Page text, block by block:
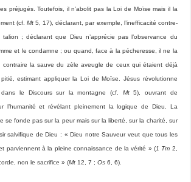
préjugés. Toutefois, il n’abolit pas la Loi de Moïse mais il la
(cf. Mt5, 17), déclarant, par exemple, l’inefficacité contre-
; déclarant que Dieu n’apprécie pas l’observance du
et le condamne ; ou quand, face à la pécheresse, il ne la
contraire la sauve du zèle aveugle de ceux qui étaient déjà
estimant appliquer la Loi de Moïse. Jésus révolutionne
le Discours sur la montagne (cf. Mt5), ouvrant de
l’humanité et révélant pleinement la logique de Dieu. La
se fonde pas sur la peur mais sur la liberté, sur la charité, sur
salvifique de Dieu : « Dieu notre Sauveur veut que tous les
parviennent à la pleine connaissance de la vérité » (1 Tm 2,
non le sacrifice » (Mt 12, 7 ;Os 6, 6).